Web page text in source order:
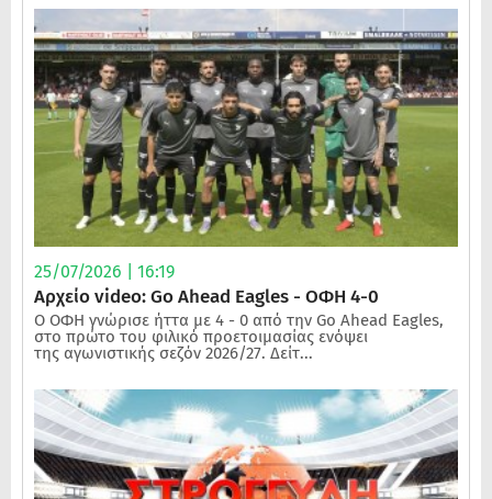
25/07/2026 | 16:19
Αρχείο video: Go Ahead Eagles - ΟΦΗ 4-0
Ο ΟΦΗ γνώρισε ήττα με 4 - 0 από την Go Ahead Eagles,
στο πρώτο του φιλικό προετοιμασίας ενόψει
της αγωνιστικής σεζόν 2026/27. Δείτ...